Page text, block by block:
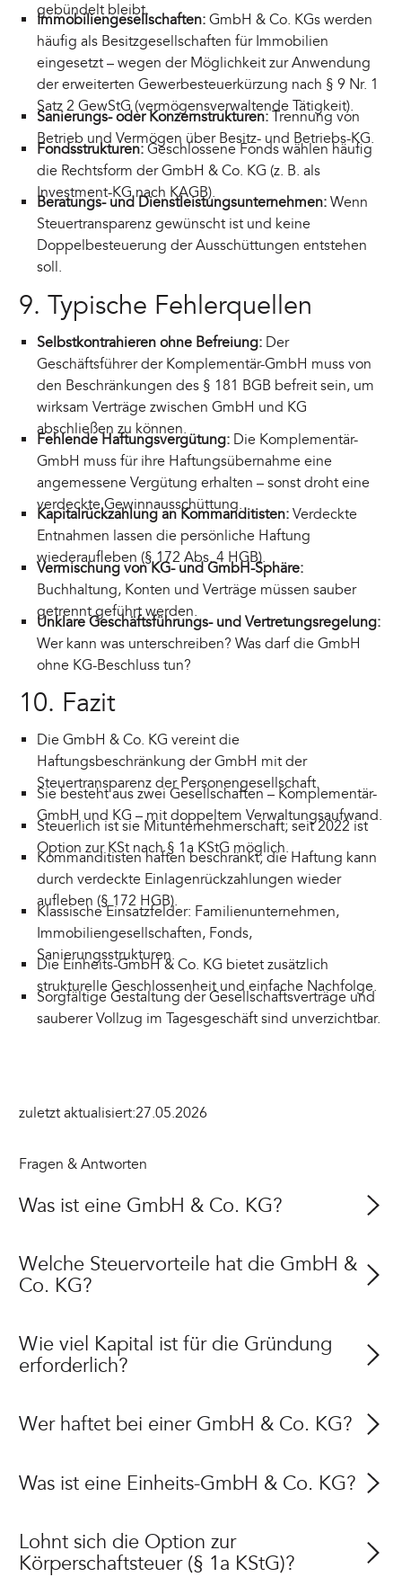
gebündelt bleibt.
Immobiliengesellschaften:GmbH & Co. KGs werden
häufig als Besitzgesellschaften für Immobilien
eingesetzt – wegen der Möglichkeit zur Anwendung
der erweiterten Gewerbesteuerkürzung nach § 9 Nr. 1
Satz 2 GewStG (vermögensverwaltende Tätigkeit).
Sanierungs- oder Konzernstrukturen:Trennung von
Betrieb und Vermögen über Besitz- und Betriebs-KG.
Fondsstrukturen:Geschlossene Fonds wählen häufig
die Rechtsform der GmbH & Co. KG (z. B. als
Investment-KG nach KAGB).
Beratungs- und Dienstleistungsunternehmen:Wenn
Steuertransparenz gewünscht ist und keine
Doppelbesteuerung der Ausschüttungen entstehen
soll.
9. Typische Fehlerquellen
Selbstkontrahieren ohne Befreiung:Der
Geschäftsführer der Komplementär-GmbH muss von
den Beschränkungen des § 181 BGB befreit sein, um
wirksam Verträge zwischen GmbH und KG
abschließen zu können.
Fehlende Haftungsvergütung:Die Komplementär-
GmbH muss für ihre Haftungsübernahme eine
angemessene Vergütung erhalten – sonst droht eine
verdeckte Gewinnausschüttung.
Kapitalrückzahlung an Kommanditisten:Verdeckte
Entnahmen lassen die persönliche Haftung
wiederaufleben (§ 172 Abs. 4 HGB).
Vermischung von KG- und GmbH-Sphäre:
Buchhaltung, Konten und Verträge müssen sauber
getrennt geführt werden.
Unklare Geschäftsführungs- und Vertretungsregelung:
Wer kann was unterschreiben? Was darf die GmbH
ohne KG-Beschluss tun?
10. Fazit
Die GmbH & Co. KG vereint die
Haftungsbeschränkung der GmbH mit der
Steuertransparenz der Personengesellschaft.
Sie besteht aus zwei Gesellschaften – Komplementär-
GmbH und KG – mit doppeltem Verwaltungsaufwand.
Steuerlich ist sie Mitunternehmerschaft; seit 2022 ist
Option zur KSt nach § 1a KStG möglich.
Kommanditisten haften beschränkt; die Haftung kann
durch verdeckte Einlagenrückzahlungen wieder
aufleben (§ 172 HGB).
Klassische Einsatzfelder: Familienunternehmen,
Immobiliengesellschaften, Fonds,
Sanierungsstrukturen.
Die Einheits-GmbH & Co. KG bietet zusätzlich
strukturelle Geschlossenheit und einfache Nachfolge.
Sorgfältige Gestaltung der Gesellschaftsverträge und
sauberer Vollzug im Tagesgeschäft sind unverzichtbar.
zuletzt aktualisiert:27.05.2026
Fragen & Antworten
Was ist eine GmbH & Co. KG?
Welche Steuervorteile hat die GmbH &
Co. KG?
Wie viel Kapital ist für die Gründung
erforderlich?
Wer haftet bei einer GmbH & Co. KG?
Was ist eine Einheits-GmbH & Co. KG?
Lohnt sich die Option zur
Körperschaftsteuer (§ 1a KStG)?